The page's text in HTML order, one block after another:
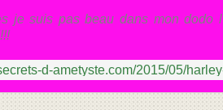
je suis pas beau dans mon dodo